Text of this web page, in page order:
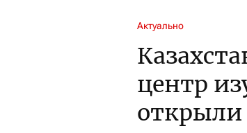
Актуально
центр